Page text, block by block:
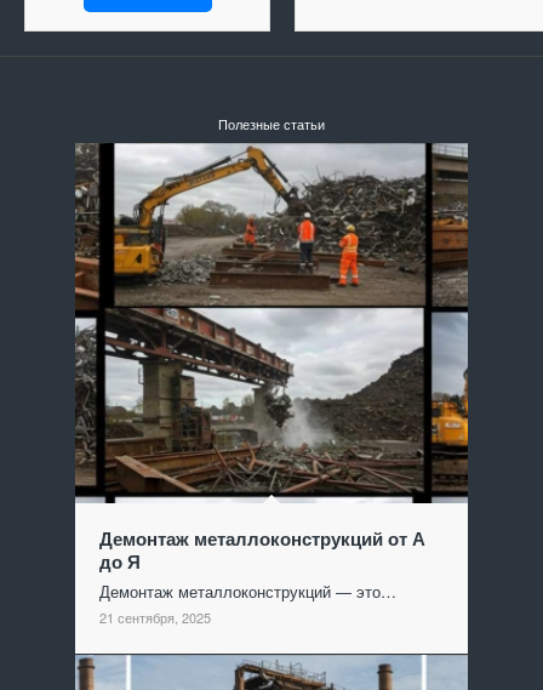
Полезные статьи
Демонтаж металлоконструкций от А
до Я
Демонтаж металлоконструкций — это…
21 сентября, 2025